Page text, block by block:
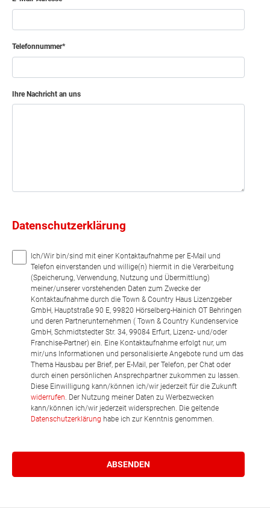
Telefonnummer
Ihre Nachricht an uns
Datenschutzerklärung
Ich/Wir bin/sind mit einer Kontaktaufnahme per E-Mail und
Telefon einverstanden und willige(n) hiermit in die Verarbeitung
(Speicherung, Verwendung, Nutzung und Übermittlung)
meiner/unserer vorstehenden Daten zum Zwecke der
Kontaktaufnahme durch die Town & Country Haus Lizenzgeber
GmbH, Hauptstraße 90 E, 99820 Hörselberg-Hainich OT Behringen
und deren Partnerunternehmen ( Town & Country Kundenservice
GmbH, Schmidtstedter Str. 34, 99084 Erfurt, Lizenz- und/oder
Franchise-Partner) ein. Eine Kontaktaufnahme erfolgt nur, um
mir/uns Informationen und personalisierte Angebote rund um das
Thema Hausbau per Brief, per E-Mail, per Telefon, per Chat oder
durch einen persönlichen Ansprechpartner zukommen zu lassen.
Diese Einwilligung kann/können ich/wir jederzeit für die Zukunft
widerrufen . Der Nutzung meiner Daten zu Werbezwecken
kann/können ich/wir jederzeit widersprechen. Die geltende
Datenschutzerklärung habe ich zur Kenntnis genommen.